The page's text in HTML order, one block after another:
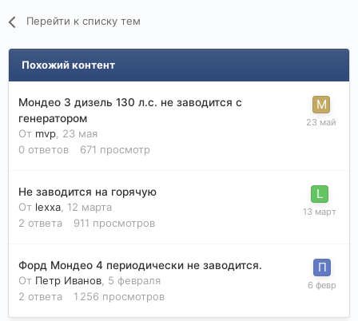
Перейти к списку тем
Похожий контент
Мондео 3 дизель 130 л.с. не заводится с
генератором
От mvp, 23 мая
0 ответов 671 просмотр
Не заводится на горячую
От lexxa, 12 марта
2 ответа 911 просмотров
Форд Мондео 4 периодически не заводится.
От Петр Иванов, 5 февраля
2 ответа 1 256 просмотров